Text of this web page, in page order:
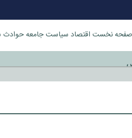
صفحه نخست اقتصاد سیاستجامعهحوادث
مهار چین، روسیه و اروپا شکست خورد